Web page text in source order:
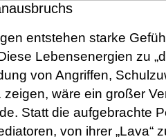
entstehen starke
Lebensenergien zu
von Angriffen,
wäre ein großer
Statt die aufgebrachte
von ihrer „Lava“